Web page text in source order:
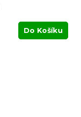
Do Košíku